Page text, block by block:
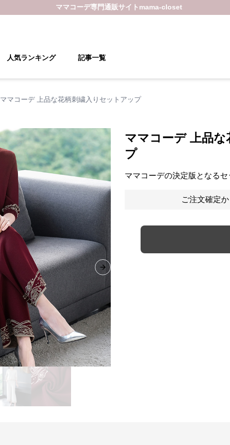
ママコーデ専門通販サイト mama-closet
人気ランキング 記事一覧
ママコーデ 上品な花柄刺繍入りセットアップ
Next slide
ママコーデ 上品
プ
ママコーデの決定版となる
ご注文確定